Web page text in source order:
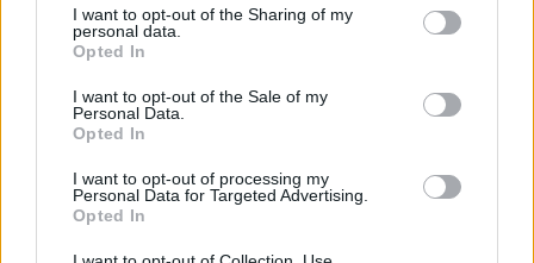
not limited to your visit or usage behaviour. You may click to
grant or deny consent to Google and its third-party tags to
use your data for below specified purposes in below Google
consent section.
I want to opt-out of the Sharing of my
personal data.
Opted In
I want to opt-out of the Sale of my
Personal Data.
Opted In
I want to opt-out of processing my
Personal Data for Targeted Advertising.
Opted In
Népszerű
3:23